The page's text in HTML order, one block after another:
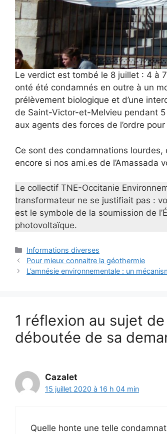
Le verdict est tombé le 8 juillet : 4 à
onté été condamnés en outre à un
prélèvement biologique et d’une
de Saint-Victor-et-Melvieu pendant
aux agents des forces de l’ordre
Ce sont des condamnations
encore si nos ami.es de
Le collectif TNE-Occitanie
transformateur ne se justifiait pas :
est le symbole de la soumission de
photovoltaïque.
Catégories
Informations diverses
Pour mieux connaitre la géothermie
L’amnésie environnementale : un
1 réflexion au sujet
déboutée de sa
Cazalet
15 juillet 2020 à 16 h 04 min
Quelle honte une telle